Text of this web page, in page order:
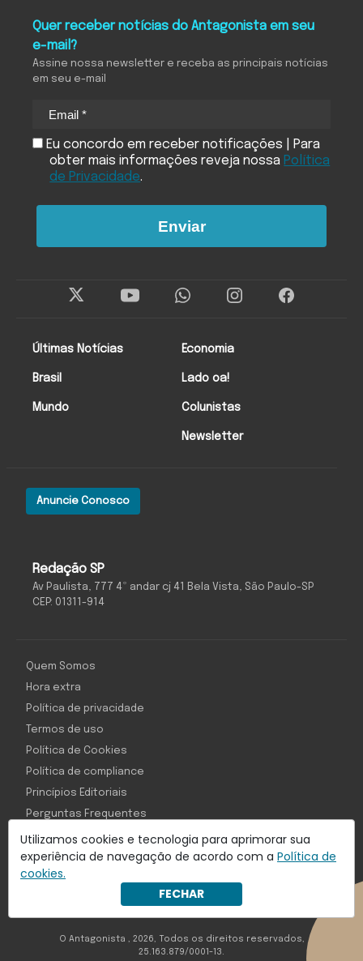
Utilizamos cookies e tecnologia para aprimorar sua
experiência de navegação de acordo com a Política de
cookies.
FECHAR
Redação SP
Av Paulista, 777 4º andar cj 41 Bela Vista, São Paulo-SP
CEP: 01311-914
Anuncie Conosco
Últimas Notícias
Brasil
Mundo
Economia
Lado oa!
Colunistas
Newsletter
Quer receber notícias do Antagonista em seu
e-mail?
Assine nossa newsletter e receba as principais notícias
em seu e-mail
Eu concordo em receber notificações | Para
obter mais informações reveja nossa Política
de Privacidade.
Enviar
Com inteligência e tecnologia:
Object1ve - Marketing Solution
Quem Somos
Hora extra
Política de privacidade
Termos de uso
Política de Cookies
Política de compliance
Princípios Editoriais
Perguntas Frequentes
O Antagonista , 2026, Todos os direitos reservados,
25.163.879/0001-13.